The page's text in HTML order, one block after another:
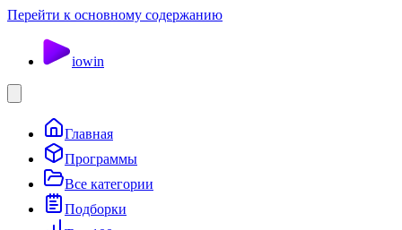
Перейти к основному содержанию
iowin
Главная
Программы
Все категории
Подборки